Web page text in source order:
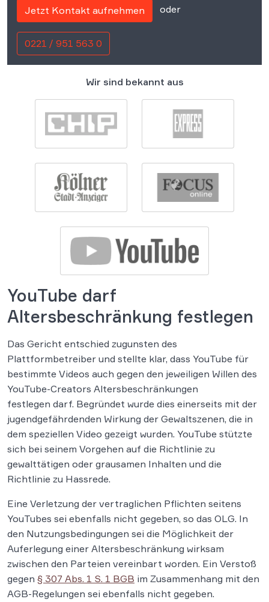
Jetzt Kontakt aufnehmen oder
0221 / 951 563 0
Wir sind bekannt aus
YouTube darf
Altersbeschränkung festlegen
Das Gericht entschied zugunsten des
Plattformbetreiber und stellte klar, dass YouTube für
bestimmte Videos auch gegen den jeweiligen Willen des
YouTube-Creators Altersbeschränkungen
festlegen darf. Begründet wurde dies einerseits mit der
jugendgefährdenden Wirkung der Gewaltszenen, die in
dem speziellen Video gezeigt wurden. YouTube stützte
sich bei seinem Vorgehen auf die Richtlinie zu
gewalttätigen oder grausamen Inhalten und die
Richtlinie zu Hassrede.
Eine Verletzung der vertraglichen Pflichten seitens
YouTubes sei ebenfalls nicht gegeben, so das OLG. In
den Nutzungsbedingungen sei die Möglichkeit der
Auferlegung einer Altersbeschränkung wirksam
zwischen den Parteien vereinbart worden. Ein Verstoß
gegen § 307 Abs. 1 S. 1 BGB im Zusammenhang mit den
AGB-Regelungen sei ebenfalls nicht gegeben.